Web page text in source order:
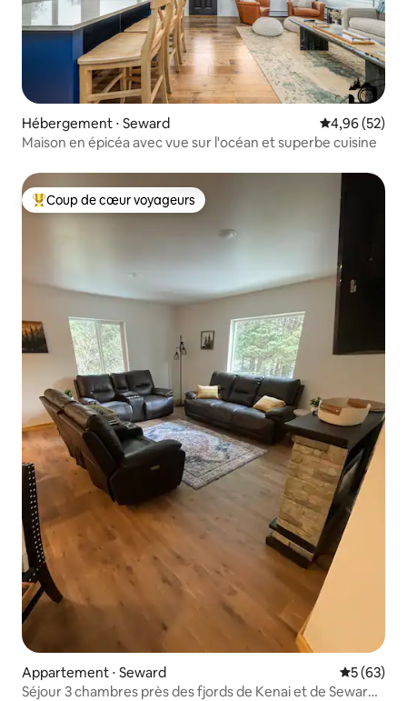
Hébergement ⋅ Seward Évaluation
4,96 (52)
Maison en épicéa avec vue sur l'océan et superbe cuisine
Coups de cœur voyageurs les plus appréciés
Coup de cœur voyageurs
Appartement ⋅ Seward
5 (63)
Séjour 3 chambres près des fjords de Kenai et de Seward